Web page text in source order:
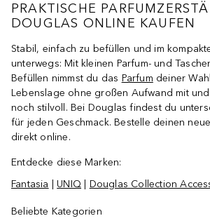
PRAKTISCHE
DOUGLAS ONLINE KAUFEN
Stabil, einfach zu befüllen und im
unterwegs: Mit kleinen Parfum- und
Befüllen nimmst du das Parfum deiner
Lebenslage ohne großen Aufwand mit
noch stilvoll. Bei Douglas findest du
für jeden Geschmack. Bestelle deinen
direkt online.
Entdecke diese Marken:
Fantasia |UNIQ Douglas Collection
Beliebte Kategorien